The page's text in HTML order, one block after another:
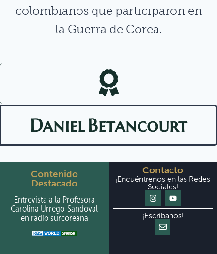
colombianos que participaron en
la Guerra de Corea.
DanielBetancourt
Contenido
Destacado
Entrevista a la Profesora
Carolina Urrego-Sandoval
en radio surcoreana
Contacto
¡Encuéntrenos en las Redes
Sociales!
¡Escríbanos!